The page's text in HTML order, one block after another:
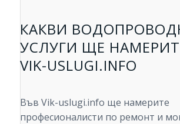
КАКВИ
УСЛУГИ ЩЕ
VIK-USLUGI.INFO
Във Vik-uslugi.info ще намерите
професионалисти по ремонт и